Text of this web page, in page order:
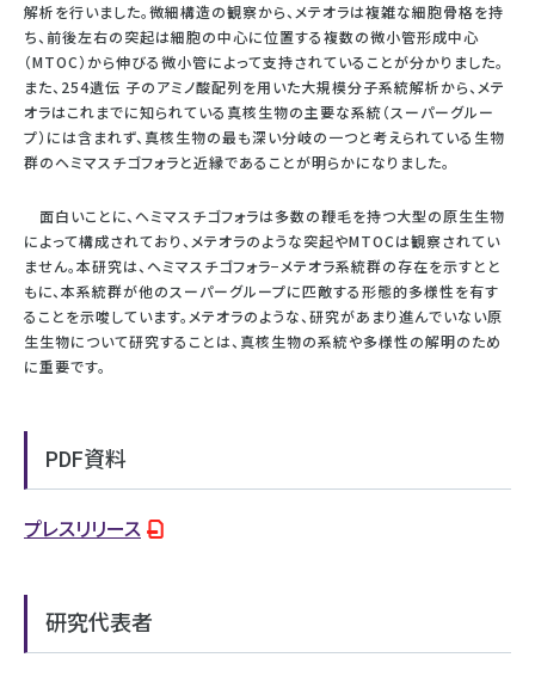
解析を⾏いました。微細構造の観察から、メテオラは複雑な細胞⾻格を持
ち、前後左右の突起は細胞の中⼼に位置する複数の微⼩管形成中⼼
（MTOC）から伸びる微⼩管によって⽀持されていることが分かりました。
また、254遺伝 ⼦のアミノ酸配列を⽤いた⼤規模分⼦系統解析から、メテ
オラはこれまでに知られている真核⽣物の主要な系統（スーパーグルー
プ）には含まれず、真核⽣物の最も深い分岐の⼀つと考えられている⽣物
群のヘミマスチゴフォラと近縁であることが明らかになりました。
⾯⽩いことに、ヘミマスチゴフォラは多数の鞭⽑を持つ⼤型の原⽣⽣物
によって構成されており、メテオラのような突起やMTOCは観察されてい
ません。本研究は、ヘミマスチゴフォラ−メテオラ系統群の存在を⽰すとと
もに、本系統群が他のスーパーグループに匹敵する形態的多様性を有す
ることを⽰唆しています。メテオラのような、研究があまり進んでいない原
⽣⽣物について研究することは、真核⽣物の系統や多様性の解明のため
に重要です。
PDF資料
プレスリリース
研究代表者